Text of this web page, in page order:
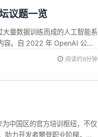
议题一览
量数据训练而成的人工智能系
容。自 2022 年 OpenAI 公司
领域的布局，如谷歌、微
阅读约9分钟
中国区的官方培训枢纽，不仅
助力开发者攀登职业阶梯，获